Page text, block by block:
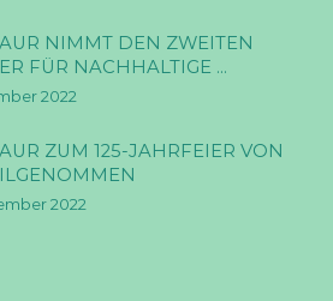
NIMMT DEN ZWEITEN
FÜR NACHHALTIGE ...
2022
ZUM 125-JAHRFEIER VON
2022